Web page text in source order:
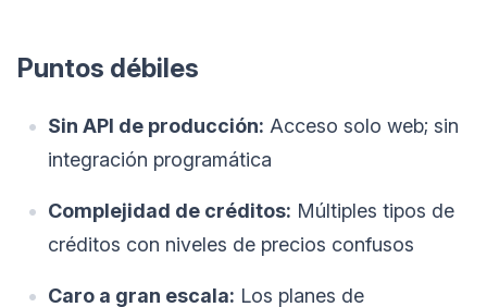
Puntos débiles
Sin API de producción: Acceso solo web; sin
integración programática
Complejidad de créditos: Múltiples tipos de
créditos con niveles de precios confusos
Caro a gran escala: Los planes de